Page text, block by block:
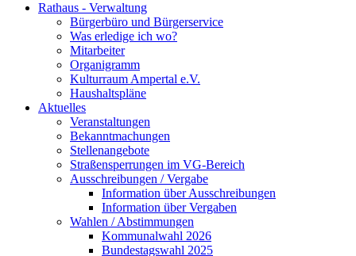
Rathaus - Verwaltung
Bürgerbüro und Bürgerservice
Was erledige ich wo?
Mitarbeiter
Organigramm
Kulturraum Ampertal e.V.
Haushaltspläne
Aktuelles
Veranstaltungen
Bekanntmachungen
Stellenangebote
Straßensperrungen im VG-Bereich
Ausschreibungen / Vergabe
Information über Ausschreibungen
Information über Vergaben
Wahlen / Abstimmungen
Kommunalwahl 2026
Bundestagswahl 2025